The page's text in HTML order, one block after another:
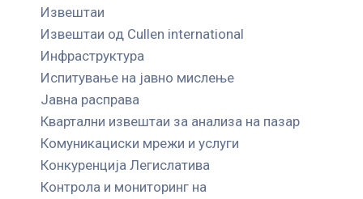
Извештаи
Извештаи од Cullen international
Инфраструктура
Испитување на јавно мислење
Јавна расправа
Квартални извештаи за анализа на пазар
Комуникациски мрежи и услуги
Конкуренција Легислатива
Контрола и мониторинг на